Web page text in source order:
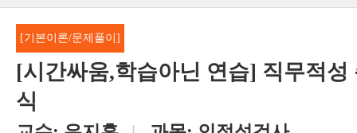
[기본이론/문제풀이]
[시간싸움,학습아닌 연습] 직무적성
식